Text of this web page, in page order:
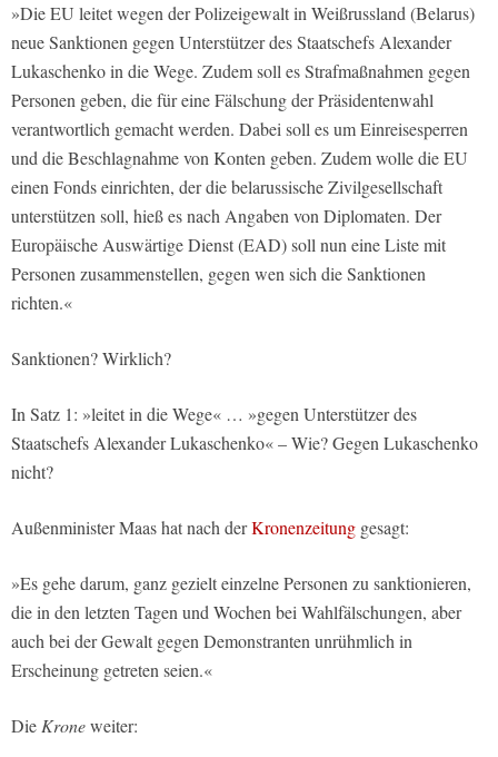
»Die EU leitet wegen der Polizeigewalt in Weißrussland (Belarus)
neue Sanktionen gegen Unterstützer des Staatschefs Alexander
Lukaschenko in die Wege. Zudem soll es Strafmaßnahmen gegen
Personen geben, die für eine Fälschung der Präsidentenwahl
verantwortlich gemacht werden. Dabei soll es um Einreisesperren
und die Beschlagnahme von Konten geben. Zudem wolle die EU
einen Fonds einrichten, der die belarussische Zivilgesellschaft
unterstützen soll, hieß es nach Angaben von Diplomaten. Der
Europäische Auswärtige Dienst (EAD) soll nun eine Liste mit
Personen zusammenstellen, gegen wen sich die Sanktionen
richten.«
Sanktionen? Wirklich?
In Satz 1: »leitet in die Wege« … »gegen Unterstützer des
Staatschefs Alexander Lukaschenko« – Wie? Gegen Lukaschenko
nicht?
Außenminister Maas hat nach derKronenzeitung gesagt:
»Es gehe darum, ganz gezielt einzelne Personen zu sanktionieren,
die in den letzten Tagen und Wochen bei Wahlfälschungen, aber
auch bei der Gewalt gegen Demonstranten unrühmlich in
Erscheinung getreten seien.«
DieKroneweiter: